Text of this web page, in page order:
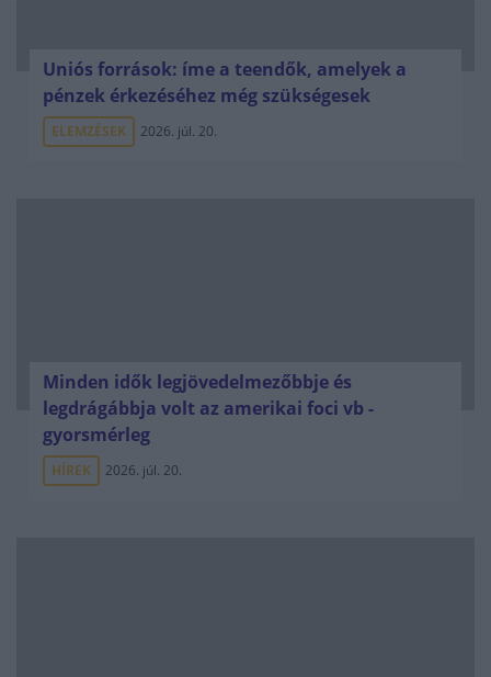
Uniós források: íme a teendők, amelyek a
pénzek érkezéséhez még szükségesek
ELEMZÉSEK 2026. júl. 20.
Minden idők legjövedelmezőbbje és
legdrágábbja volt az amerikai foci vb -
gyorsmérleg
HÍREK 2026. júl. 20.